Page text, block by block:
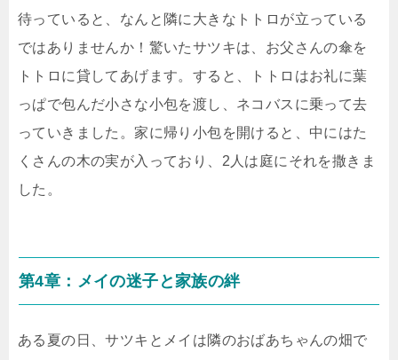
待っていると、なんと隣に大きなトトロが立っている
ではありませんか！驚いたサツキは、お父さんの傘を
トトロに貸してあげます。すると、トトロはお礼に葉
っぱで包んだ小さな小包を渡し、ネコバスに乗って去
っていきました。家に帰り小包を開けると、中にはた
くさんの木の実が入っており、2人は庭にそれを撒きま
した。
第4章：メイの迷子と家族の絆
ある夏の日、サツキとメイは隣のおばあちゃんの畑で